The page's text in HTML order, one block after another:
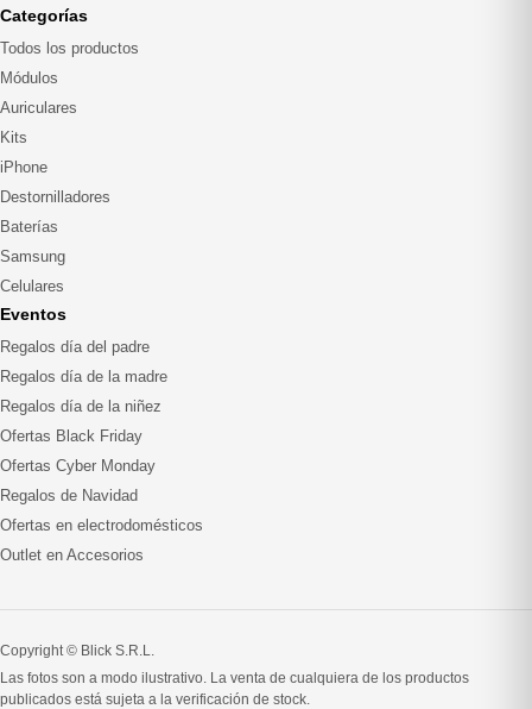
Categorías
Todos los productos
Módulos
Auriculares
Kits
iPhone
Destornilladores
Baterías
Samsung
Celulares
Eventos
Regalos día del padre
Regalos día de la madre
Regalos día de la niñez
Ofertas Black Friday
Ofertas Cyber Monday
Regalos de Navidad
Ofertas en electrodomésticos
Outlet en Accesorios
Copyright © Blick S.R.L.
Las fotos son a modo ilustrativo. La venta de cualquiera de los productos
publicados está sujeta a la verificación de stock.